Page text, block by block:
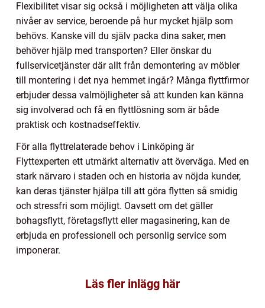
Flexibilitet visar sig också i möjligheten att välja olika
nivåer av service, beroende på hur mycket hjälp som
behövs. Kanske vill du själv packa dina saker, men
behöver hjälp med transporten? Eller önskar du
fullservicetjänster där allt från demontering av möbler
till montering i det nya hemmet ingår? Många flyttfirmor
erbjuder dessa valmöjligheter så att kunden kan känna
sig involverad och få en flyttlösning som är både
praktisk och kostnadseffektiv.
För alla flyttrelaterade behov i Linköping är
Flyttexperten ett utmärkt alternativ att överväga. Med en
stark närvaro i staden och en historia av nöjda kunder,
kan deras tjänster hjälpa till att göra flytten så smidig
och stressfri som möjligt. Oavsett om det gäller
bohagsflytt, företagsflytt eller magasinering, kan de
erbjuda en professionell och personlig service som
imponerar.
Läs fler inlägg här